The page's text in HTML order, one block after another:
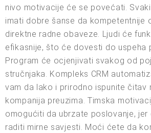
nivo motivacije će se povećati.
imati dobre šanse da kompetentnije
direktne radne obaveze. Ljudi će
efikasnije, što će dovesti do uspeha
Program će ocjenjivati svakog od
stručnjaka. Kompleks CRM
vam da lako i prirodno ispunite čitav
kompanija preuzima. Timska
omogućiti da ubrzate poslovanje,
raditi mirne savjesti. Moći ćete da